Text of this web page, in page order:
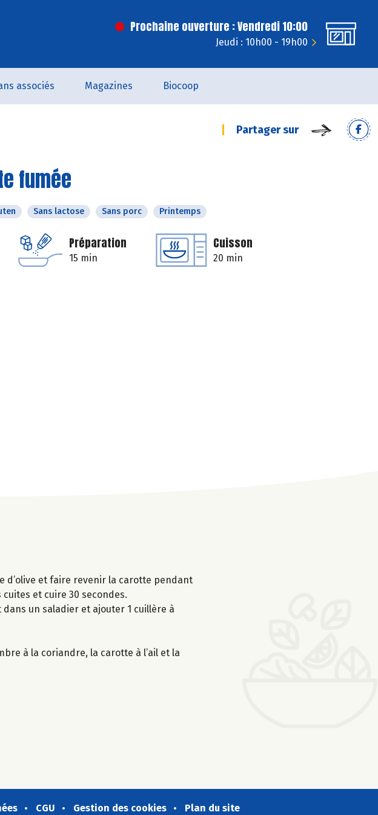
Prochaine ouverture : Vendredi 10:00
Jeudi : 10h00 - 19h00
associés Magazines Biocoop
Partager sur
fumée
Sans lactose Sans porc Printemps
Préparation
15 min
Cuisson
20 min
d’olive et faire revenir la carotte pendant
cuites et cuire 30 secondes.
un saladier et ajouter 1 cuillère à
à la coriandre, la carotte à l’ail et la
CGU Gestion des cookies Plan du site